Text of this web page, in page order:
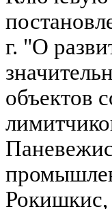
г. "О
объектов